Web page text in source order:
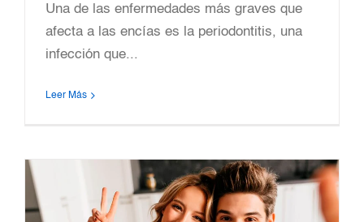
Una de las enfermedades más graves que
afecta a las encías es la periodontitis, una
infección que...
Leer Más